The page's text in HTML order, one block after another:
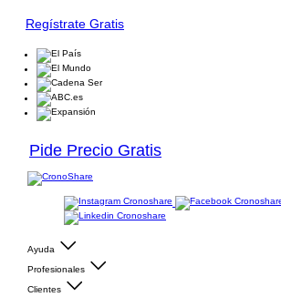
Regístrate Gratis
Pide Precio Gratis
Ayuda
Profesionales
Clientes